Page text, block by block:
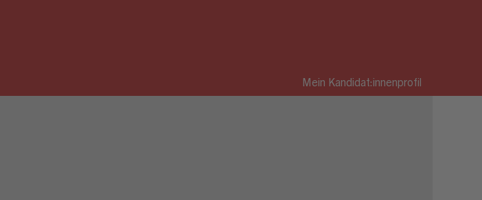
Mein Kandidat:innenprofil